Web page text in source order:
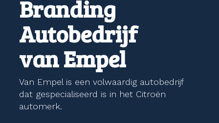
Branding
Autobedrijf
van Empel
Van Empel is een volwaardig autobedrijf
dat gespecialiseerd is in het Citroën
automerk.